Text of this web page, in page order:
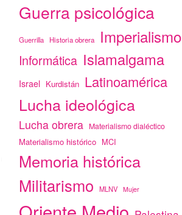
Guerra psicológica
Guerrilla Historia obrera Imperialismo
Informática Islamalgama
Israel Kurdistán Latinoamérica
Lucha ideológica
Lucha obrera Materialismo dialéctico
Materialismo histórico MCI
Memoria histórica
Militarismo
MLNV Mujer